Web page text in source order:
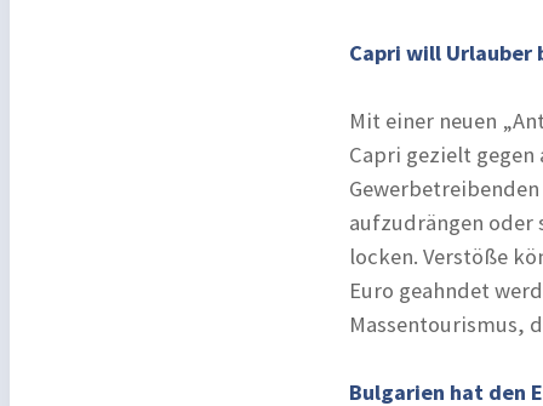
Capri will Urlauber
Mit einer neuen
Capri gezielt
aufzudrängen oder
locken. Verstöße
Euro geahndet
Massentourismus,
Bulgarien hat den